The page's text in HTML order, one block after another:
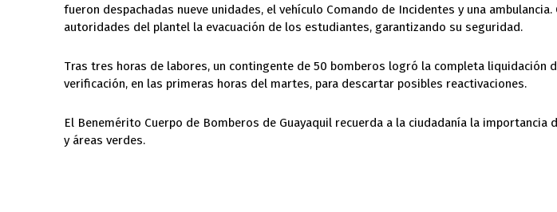
fueron despachadas nueve unidades, el vehículo Comando de Incidentes y una
autoridades del plantel la evacuación de los estudiantes, garantizando su seguridad.
Tras tres horas de labores, un contingente de 50 bomberos logró la completa liquidación
verificación, en las primeras horas del martes, para descartar posibles reactivaciones.
El Benemérito Cuerpo de Bomberos de Guayaquil recuerda a la ciudadanía la
y áreas verdes.